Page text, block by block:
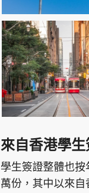
來自香港學
學生簽證整體也
萬份，其中以來自